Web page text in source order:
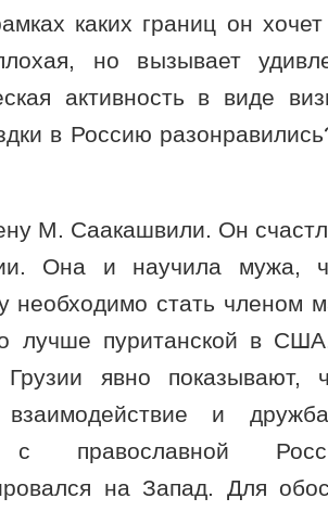
каких границ он
но вызывает
активность в виде
в Россию
М. Саакашвили. Он
Она и научила мужа,
необходимо стать членом
лучше пуританской в
Грузии явно
взаимодействие и
с православной
на Запад. Для